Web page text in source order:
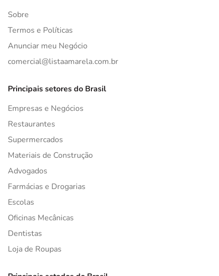
Sobre
Termos e Políticas
Anunciar meu Negócio
comercial@listaamarela.com.br
Principais setores do Brasil
Empresas e Negócios
Restaurantes
Supermercados
Materiais de Construção
Advogados
Farmácias e Drogarias
Escolas
Oficinas Mecânicas
Dentistas
Loja de Roupas